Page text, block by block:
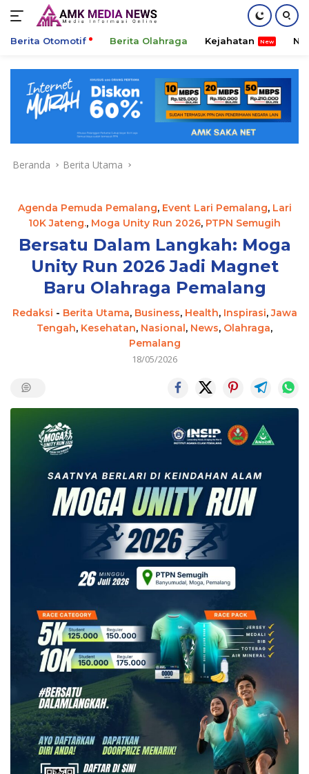
konten
Berita Otomotif Berita Olahraga Kejahatan
Beranda Berita Utama
Agenda Pemuda Pemalang, Event Lari Pemalang, Lari
10K Jateng., Moga Unity Run 2026, PTPN Semugih
Bersatu Dalam Langkah: Moga
Unity Run 2026 Jadi Magnet
Baru Olahraga Pemalang
Redaksi - Berita Utama, Business, Health, Inspirasi,Jawa
Tengah, Kesehatan, Nasional, News, Olahraga,
Pemalang
18/05/2026